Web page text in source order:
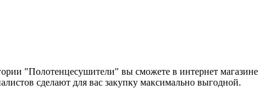
"Полотенцесушители" вы сможете в интернет магазине
сделают для вас закупку максимально выгодной.